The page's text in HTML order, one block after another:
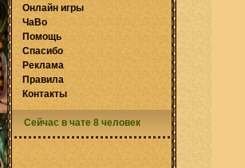
Онлайн игры
ЧаВо
Помощь
Спасибо
Реклама
Правила
Контакты
Сейчас в чате 8 человек